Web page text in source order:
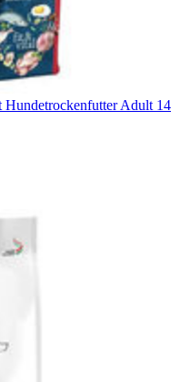
Adult 14